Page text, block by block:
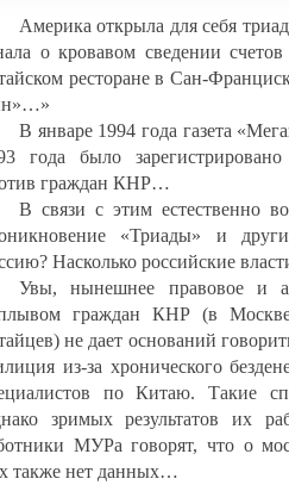
Америка открыла для себя
о кровавом сведении
ресторане в Сан-
В январе 1994 года газета
года было
граждан КНР…
В связи с этим естественно
«Триады» и
Насколько российские
Увы, нынешнее правовое и
граждан КНР (в
не дает оснований
из-за хронического
по Китаю. Такие
зримых результатов их
МУРа говорят, что о
также нет данных…